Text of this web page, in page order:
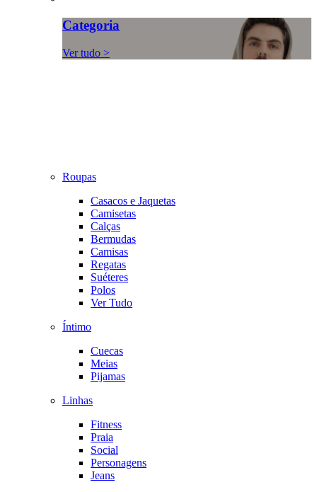
Categoria
Ver tudo >
Roupas
Casacos e Jaquetas
Camisetas
Calças
Bermudas
Camisas
Regatas
Suéteres
Polos
Ver Tudo
Íntimo
Cuecas
Meias
Pijamas
Linhas
Fitness
Praia
Social
Personagens
Jeans